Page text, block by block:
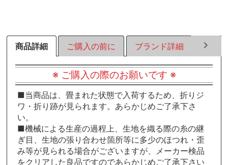
商品詳細 ご購入の前に ブランド詳細 ラッ
※ ご購入の際のお願いです ※
■当商品は、畳まれた状態で入荷するため、折りジ
ワ・折り跡が見られます。あらかじめご了承下さ
い。
■機械による生産の過程上、生地を織る際の糸の継
ぎ目、生地の張り合わせ箇所等に多少のほつれ・歪
み等が見られる場合がございますが、メーカー検品
をクリアした良品ですのであらかじめご了承下さい